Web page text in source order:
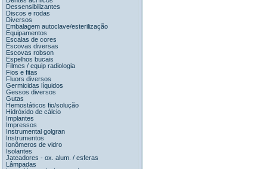
Dessensibilizantes
Discos e rodas
Diversos
Embalagem autoclave/esterilização
Equipamentos
Escalas de cores
Escovas diversas
Escovas robson
Espelhos bucais
Filmes / equip radiologia
Fios e fitas
Fluors diversos
Germicidas líquidos
Gessos diversos
Gutas
Hemostáticos fio/solução
Hidróxido de cálcio
Implantes
Impressos
Instrumental golgran
Instrumentos
Ionômeros de vidro
Isolantes
Jateadores - ox. alum. / esferas
Lâmpadas